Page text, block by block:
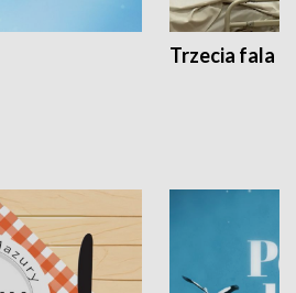
Trzecia fala -